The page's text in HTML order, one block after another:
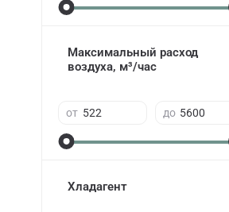
Максимальный расход
воздуха, м³/час
от до
Хладагент